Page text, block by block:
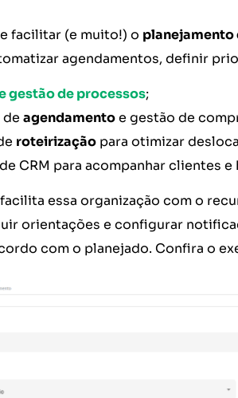
facilitar (e muito!) o planejamento
agendamentos, definir
gestão de processos;
de agendamentoe gestão de
roteirização para otimizar
CRM para acompanhar clientes
essa organização com o
orientações e configurar
com o planejado. Confira o